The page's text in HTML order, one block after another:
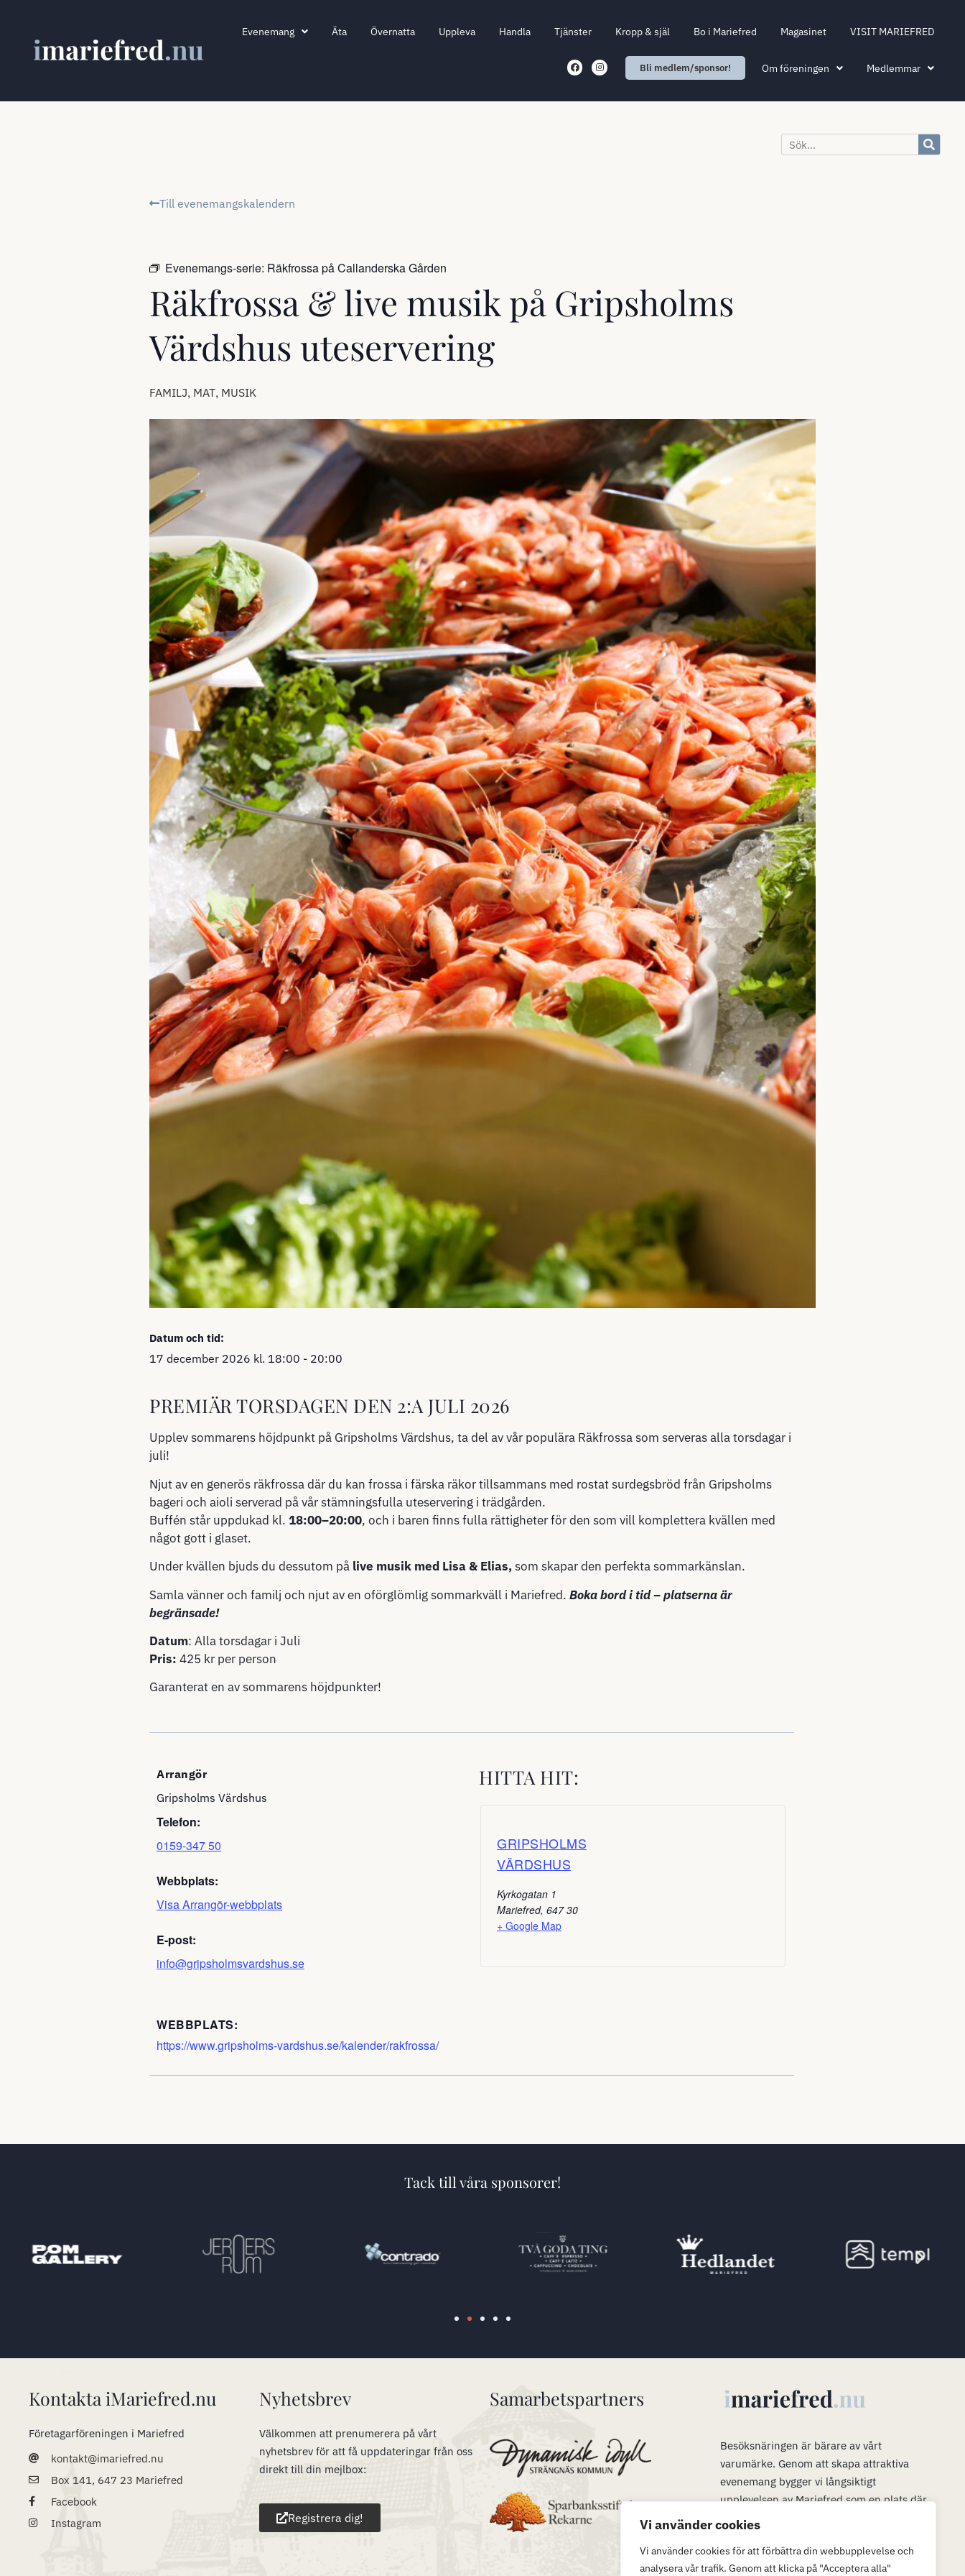
Vi använder cookies
Vi använder cookies för att förbättra din webbupplevelse och
analysera vår trafik. Genom att klicka på "Acceptera alla"
Evenemang Äta Övernatta Uppleva Handla Tjänster Kropp & själ Bo i Mariefred Magasinet VISIT MARIEFRED
Bli medlem/sponsor! Om föreningen Medlemmar
Till evenemangskalendern
Evenemangs-serie: Räkfrossa på Callanderska Gården
Räkfrossa & live musik på Gripsholms
Värdshus uteservering
FAMILJ, MAT, MUSIK
Datum och tid:
17 december 2026 kl. 18:00 - 20:00
PREMIÄR TORSDAGEN DEN 2:A JULI 2026
Upplev sommarens höjdpunkt på Gripsholms Värdshus, ta del av vår populära Räkfrossa som serveras alla torsdagar i
juli!
Njut av en generös räkfrossa där du kan frossa i färska räkor tillsammans med rostat surdegsbröd från Gripsholms
bageri och aioli serverad på vår stämningsfulla uteservering i trädgården.
Buffén står uppdukad kl. 18:00–20:00, och i baren finns fulla rättigheter för den som vill komplettera kvällen med
något gott i glaset.
Under kvällen bjuds du dessutom på live musik med Lisa & Elias,som skapar den perfekta sommarkänslan.
Samla vänner och familj och njut av en oförglömlig sommarkväll i Mariefred. Boka bord i tid– platserna är
begränsade!
Datum: Alla torsdagar i Juli
Pris: 425 kr per person
Garanterat en av sommarens höjdpunkter!
Arrangör
Gripsholms Värdshus
Telefon:
0159-347 50
Webbplats:
Visa Arrangör-webbplats
E-post:
info@gripsholmsvardshus.se
WEBBPLATS:
https://www.gripsholms-vardshus.se/kalender/rakfrossa/
HITTA HIT:
GRIPSHOLMS
VÄRDSHUS
Kyrkogatan 1
Mariefred, 647 30
+ Google Map
Tack till våra sponsorer!
Kontakta iMariefred.nu
Företagarföreningen i Mariefred
kontakt@imariefred.nu
Box 141, 647 23 Mariefred
Facebook
Instagram
Nyhetsbrev
Välkommen att prenumerera på vårt
nyhetsbrev för att få uppdateringar från oss
direkt till din mejlbox:
Registrera dig!
Samarbetspartners
Besöksnäringen är bärare av vårt
varumärke. Genom att skapa attraktiva
evenemang bygger vi långsiktigt
upplevelsen av Mariefred som en plats där
man vill bo, verka och leva. Våra evenemang
besök. När många är i Mariefred kan vi
passa på att marknadsföra möjligheterna att